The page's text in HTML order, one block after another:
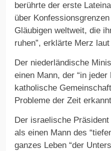
berührte der erste
über
Gläubigen weltweit, die
ruhen”, erklärte Merz
Der niederländische
einen Mann, der “in
katholische
Probleme der Zeit
Der israelische
als einen Mann des
ganzes Leben “der